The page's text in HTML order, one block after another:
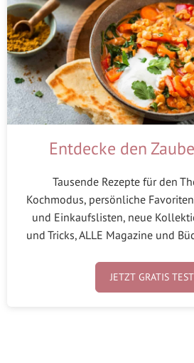
Entdecke den
Tausende Rezepte für den
Kochmodus, persönliche
und Einkaufslisten, neue
und Tricks, ALLE Magazine und
JETZT GRATIS